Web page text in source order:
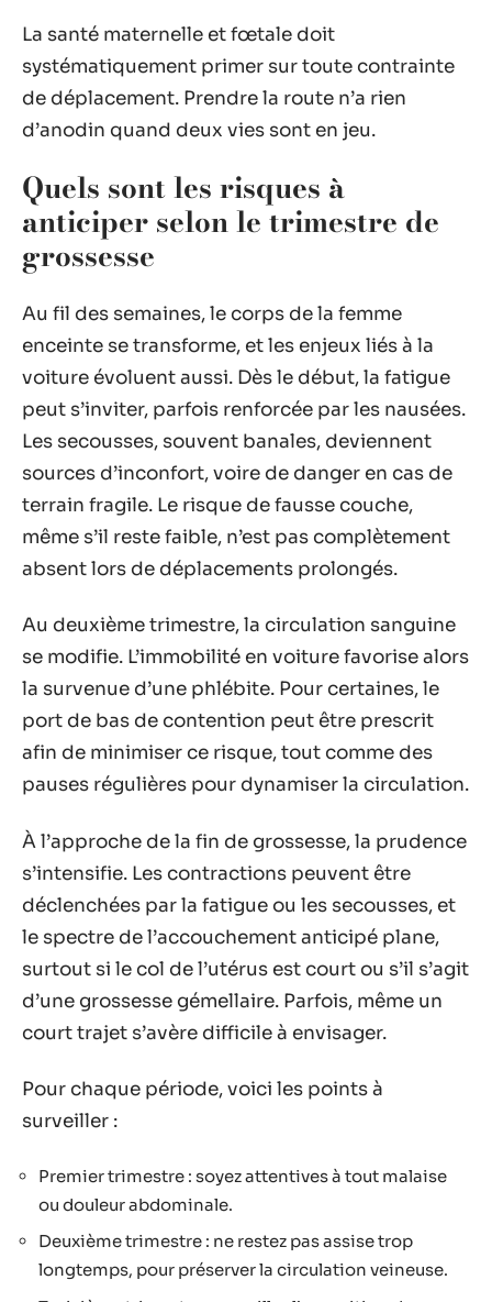
La santé maternelle et fœtale doit
systématiquement primer sur toute contrainte
de déplacement. Prendre la route n’a rien
d’anodin quand deux vies sont en jeu.
Quels sont les risques à
anticiper selon le trimestre de
grossesse
Au fil des semaines, le corps de la femme
enceinte se transforme, et les enjeux liés à la
voiture évoluent aussi. Dès le début, la fatigue
peut s’inviter, parfois renforcée par les nausées.
Les secousses, souvent banales, deviennent
sources d’inconfort, voire de danger en cas de
terrain fragile. Le risque de fausse couche,
même s’il reste faible, n’est pas complètement
absent lors de déplacements prolongés.
Au deuxième trimestre, la circulation sanguine
se modifie. L’immobilité en voiture favorise alors
la survenue d’une phlébite. Pour certaines, le
port de bas de contention peut être prescrit
afin de minimiser ce risque, tout comme des
pauses régulières pour dynamiser la circulation.
À l’approche de la fin de grossesse, la prudence
s’intensifie. Les contractions peuvent être
déclenchées par la fatigue ou les secousses, et
le spectre de l’accouchement anticipé plane,
surtout si le col de l’utérus est court ou s’il s’agit
d’une grossesse gémellaire. Parfois, même un
court trajet s’avère difficile à envisager.
Pour chaque période, voici les points à
surveiller :
Premier trimestre : soyez attentives à tout malaise
ou douleur abdominale.
Deuxième trimestre : ne restez pas assise trop
longtemps, pour préserver la circulation veineuse.